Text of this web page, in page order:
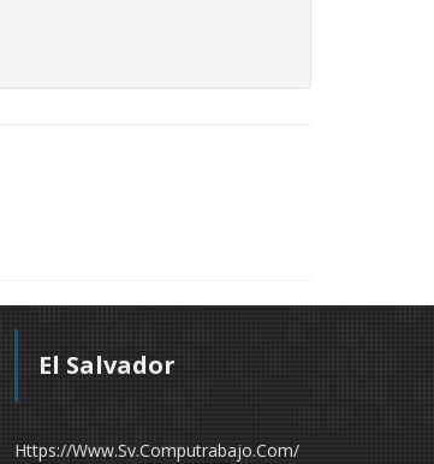
El Salvador
Https://www.sv.computrabajo.com/